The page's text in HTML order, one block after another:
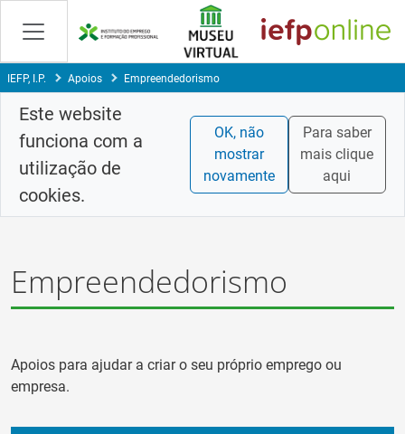
Skip
Content
IEFP, I.P. Apoios Empreendedorismo
Este website
funciona com a
utilização de
cookies.
OK, não
mostrar
novamente
Para saber
mais clique
aqui
Empreendedorismo
Apoios para ajudar a criar o seu próprio emprego ou
empresa.